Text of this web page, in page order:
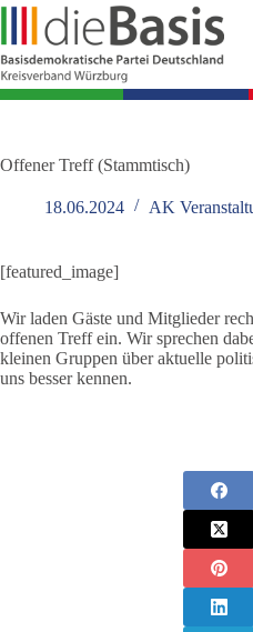
Zum
springen
Offener Treff (Stammtisch)
18.06.2024 AK
[featured_image]
Wir laden Gäste und Mitglieder
offenen Treff ein. Wir sprechen
kleinen Gruppen über aktuelle
uns besser kennen.